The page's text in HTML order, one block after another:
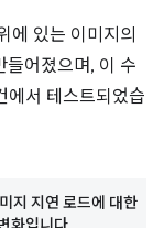
에 있는 이미지의
들어졌으며, 이 수
에서 테스트되었습
지 지연 로드에 대한